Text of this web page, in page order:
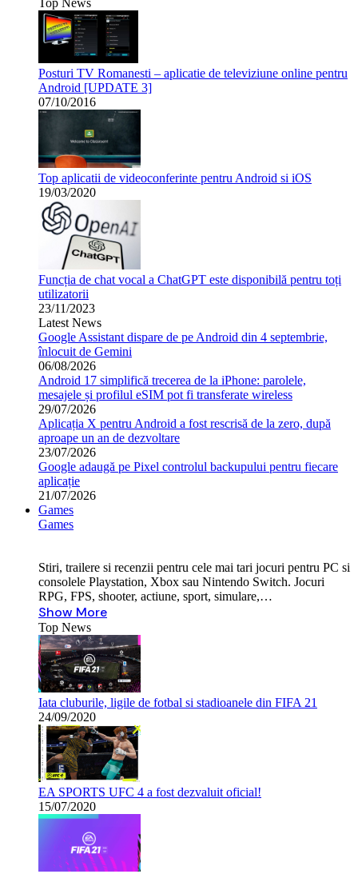
Top News
Posturi TV Romanesti – aplicatie de televiziune online pentru
Android [UPDATE 3]
07/10/2016
Top aplicatii de videoconferinte pentru Android si iOS
19/03/2020
Funcția de chat vocal a ChatGPT este disponibilă pentru toți
utilizatorii
23/11/2023
Latest News
Google Assistant dispare de pe Android din 4 septembrie,
înlocuit de Gemini
06/08/2026
Android 17 simplifică trecerea de la iPhone: parolele,
mesajele și profilul eSIM pot fi transferate wireless
29/07/2026
Aplicația X pentru Android a fost rescrisă de la zero, după
aproape un an de dezvoltare
23/07/2026
Google adaugă pe Pixel controlul backupului pentru fiecare
aplicație
21/07/2026
Games
Games
Stiri, trailere si recenzii pentru cele mai tari jocuri pentru PC si
consolele Playstation, Xbox sau Nintendo Switch. Jocuri
RPG, FPS, shooter, actiune, sport, simulare,…
Show More
Top News
Iata cluburile, ligile de fotbal si stadioanele din FIFA 21
24/09/2020
EA SPORTS UFC 4 a fost dezvaluit oficial!
15/07/2020